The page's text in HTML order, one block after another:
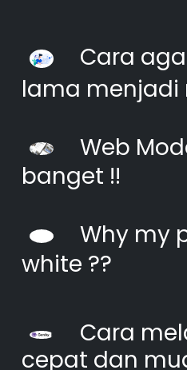
Cara
lama menjadi
Web
banget !!
Why my
white ??
Cara
cepat dan